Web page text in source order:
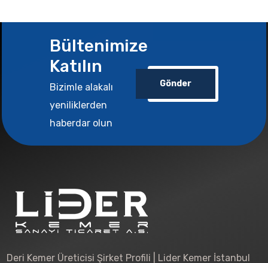
Bültenimize
Katılın
Bizimle alakalı
yeniliklerden
haberdar olun
Gönder
Deri Kemer Üreticisi Şirket Profili | Lider Kemer İstanbul